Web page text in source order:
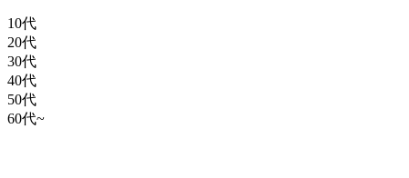
10代
20代
30代
40代
50代
60代~